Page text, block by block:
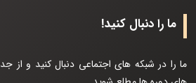
ما را دنبال کنید!
ما را در شبکه های اجتماعی دنبال کنید و از